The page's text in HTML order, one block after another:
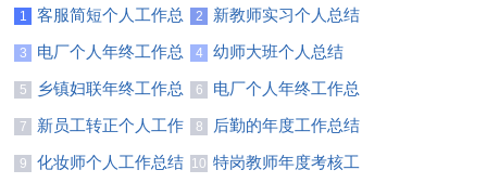
1
客服简短个人工作总
结
2
新教师实习个人总结
11篇
3
电厂个人年终工作总
结11篇
4 幼师大班个人总结
5
乡镇妇联年终工作总
结
6
电厂个人年终工作总
结12篇
7
新员工转正个人工作
总结18篇
8 后勤的年度工作总结
9
化妆师个人工作总结 10 特岗教师年度考核工